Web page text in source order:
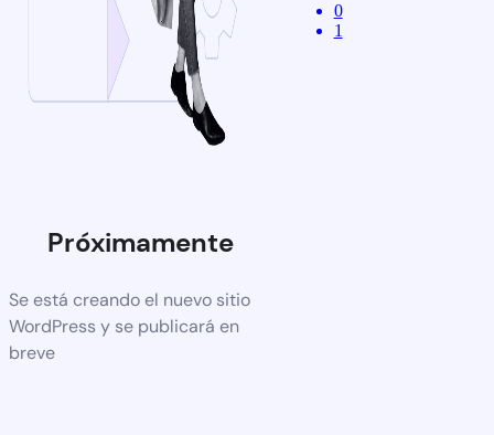
Próximamente
Se está creando el nuevo sitio
WordPress y se publicará en
breve
0
1